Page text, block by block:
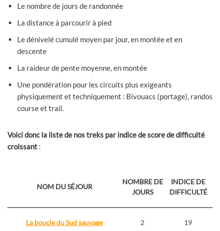
Le nombre de jours de randonnée
La distance à parcourir à pied
Le dénivelé cumulé moyen par jour, en montée et en
descente
La raideur de pente moyenne, en montée
Une pondération pour les circuits plus exigeants
physiquement et techniquement : Bivouacs (portage), randos
course et trail.
Voici donc la liste de nos treks par indice de score de difficulté
croissant :
NOM DU SÉJOUR
NOMBRE DE
JOURS
INDICE DE
DIFFICULTÉ
La boucle du Sud sauvage 2 19